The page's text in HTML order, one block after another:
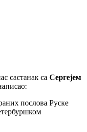
састанак са Сергејем
послова Руске